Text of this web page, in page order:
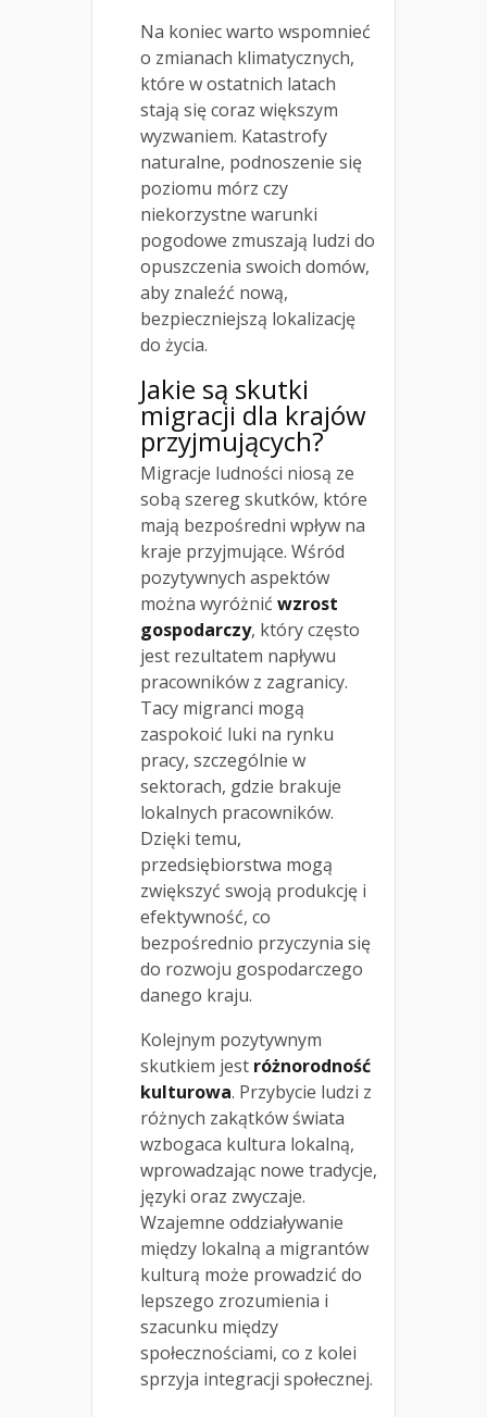
Na koniec warto wspomnieć
o zmianach klimatycznych,
które w ostatnich latach
stają się coraz większym
wyzwaniem. Katastrofy
naturalne, podnoszenie się
poziomu mórz czy
niekorzystne warunki
pogodowe zmuszają ludzi do
opuszczenia swoich domów,
aby znaleźć nową,
bezpieczniejszą lokalizację
do życia.
Jakie są skutki
migracji dla krajów
przyjmujących?
Migracje ludności niosą ze
sobą szereg skutków, które
mają bezpośredni wpływ na
kraje przyjmujące. Wśród
pozytywnych aspektów
można wyróżnić wzrost
gospodarczy, który często
jest rezultatem napływu
pracowników z zagranicy.
Tacy migranci mogą
zaspokoić luki na rynku
pracy, szczególnie w
sektorach, gdzie brakuje
lokalnych pracowników.
Dzięki temu,
przedsiębiorstwa mogą
zwiększyć swoją produkcję i
efektywność, co
bezpośrednio przyczynia się
do rozwoju gospodarczego
danego kraju.
Kolejnym pozytywnym
skutkiem jest różnorodność
kulturowa. Przybycie ludzi z
różnych zakątków świata
wzbogaca kultura lokalną,
wprowadzając nowe tradycje,
języki oraz zwyczaje.
Wzajemne oddziaływanie
między lokalną a migrantów
kulturą może prowadzić do
lepszego zrozumienia i
szacunku między
społecznościami, co z kolei
sprzyja integracji społecznej.